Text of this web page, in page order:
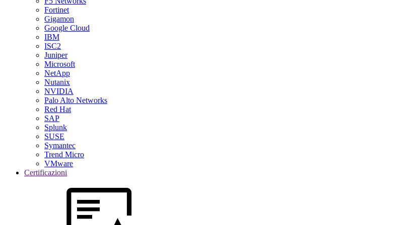
Fortinet
Gigamon
Google Cloud
IBM
ISC2
Juniper
Microsoft
NetApp
Nutanix
NVIDIA
Palo Alto Networks
Red Hat
SAP
Splunk
SUSE
Symantec
Trend Micro
VMware
Certificazioni